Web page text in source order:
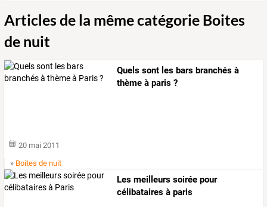
Articles de la même catégorie Boites
de nuit
Quels sont les bars branchés à
thème à paris ?
20 mai 2011
» Boites de nuit
Les meilleurs soirée pour
célibataires à paris